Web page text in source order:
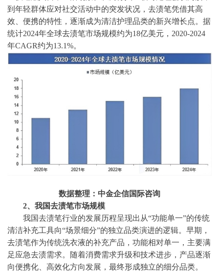
到年轻群体应对社交活动中的突发状况，去渍笔凭借其高
效、便携的特性，逐渐成为清洁护理品类的新兴增长点。据
统计2024年全球去渍笔市场规模约为18亿美元，2020-2024
年CAGR约为13.1%。
数据整理：中金企信国际咨询
2、我国去渍笔市场规模
我国去渍笔行业的发展历程呈现出从“功能单一”的传统
清洁补充工具向“场景细分”的独立品类演进的逻辑。早期，
去渍笔作为传统洗衣液的补充产品，功能相对单一，主要满
足应急去渍需求。随着消费需求升级和技术进步，产品逐渐
向便携化、高效化方向发展，最终形成独立的细分品类。